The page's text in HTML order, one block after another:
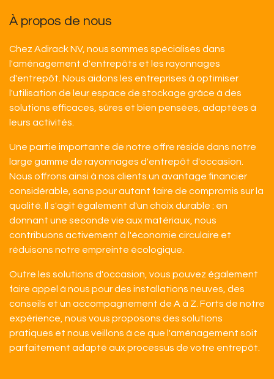
À propos de nous
Chez Adirack NV, nous sommes spécialisés dans
l'aménagement d'entrepôts et les rayonnages
d'entrepôt. Nous aidons les entreprises à optimiser
l'utilisation de leur espace de stockage grâce à des
solutions efficaces, sûres et bien pensées, adaptées à
leurs activités.
Une partie importante de notre offre réside dans notre
large gamme de rayonnages d'entrepôt d'occasion.
Nous offrons ainsi à nos clients un avantage financier
considérable, sans pour autant faire de compromis sur la
qualité. Il s'agit également d'un choix durable : en
donnant une seconde vie aux matériaux, nous
contribuons activement à l'économie circulaire et
réduisons notre empreinte écologique.
Outre les solutions d'occasion, vous pouvez également
faire appel à nous pour des installations neuves, des
conseils et un accompagnement de A à Z. Forts de notre
expérience, nous vous proposons des solutions
pratiques et nous veillons à ce que l'aménagement soit
parfaitement adapté aux processus de votre entrepôt.​